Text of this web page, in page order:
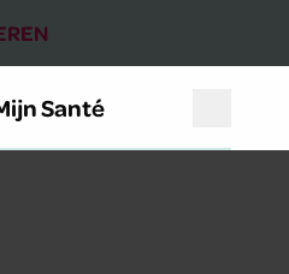
Santé